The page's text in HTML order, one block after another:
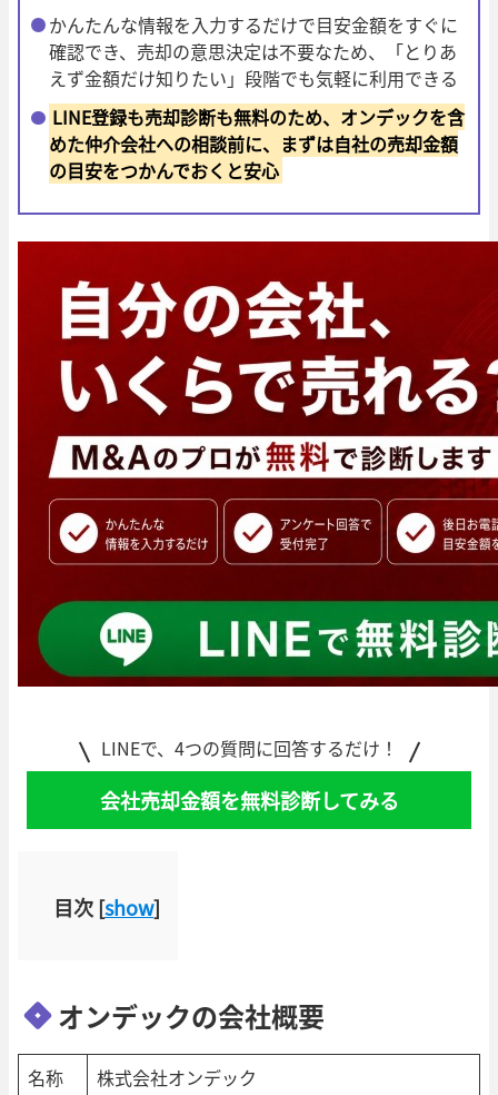
かんたんな情報を入力するだけで目安金額をすぐに
確認でき、売却の意思決定は不要なため、「とりあ
えず金額だけ知りたい」段階でも気軽に利用できる
LINE登録も売却診断も無料のため、オンデックを含
めた仲介会社への相談前に、まずは自社の売却金額
の目安をつかんでおくと安心
LINEで、4つの質問に回答するだけ！
会社売却金額を無料診断してみる
目次[show]
オンデックの会社概要
名称
株式会社オンデック